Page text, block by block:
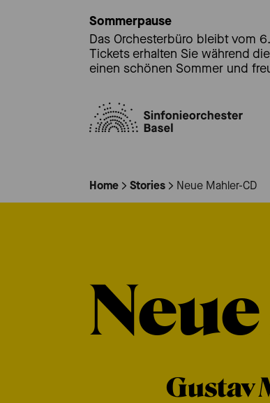
Sommerpause
Das Orchesterbüro bleibt vom
Tickets erhalten Sie während
einen schönen Sommer und
Home Stories Neue Mahler-CD
Gustav